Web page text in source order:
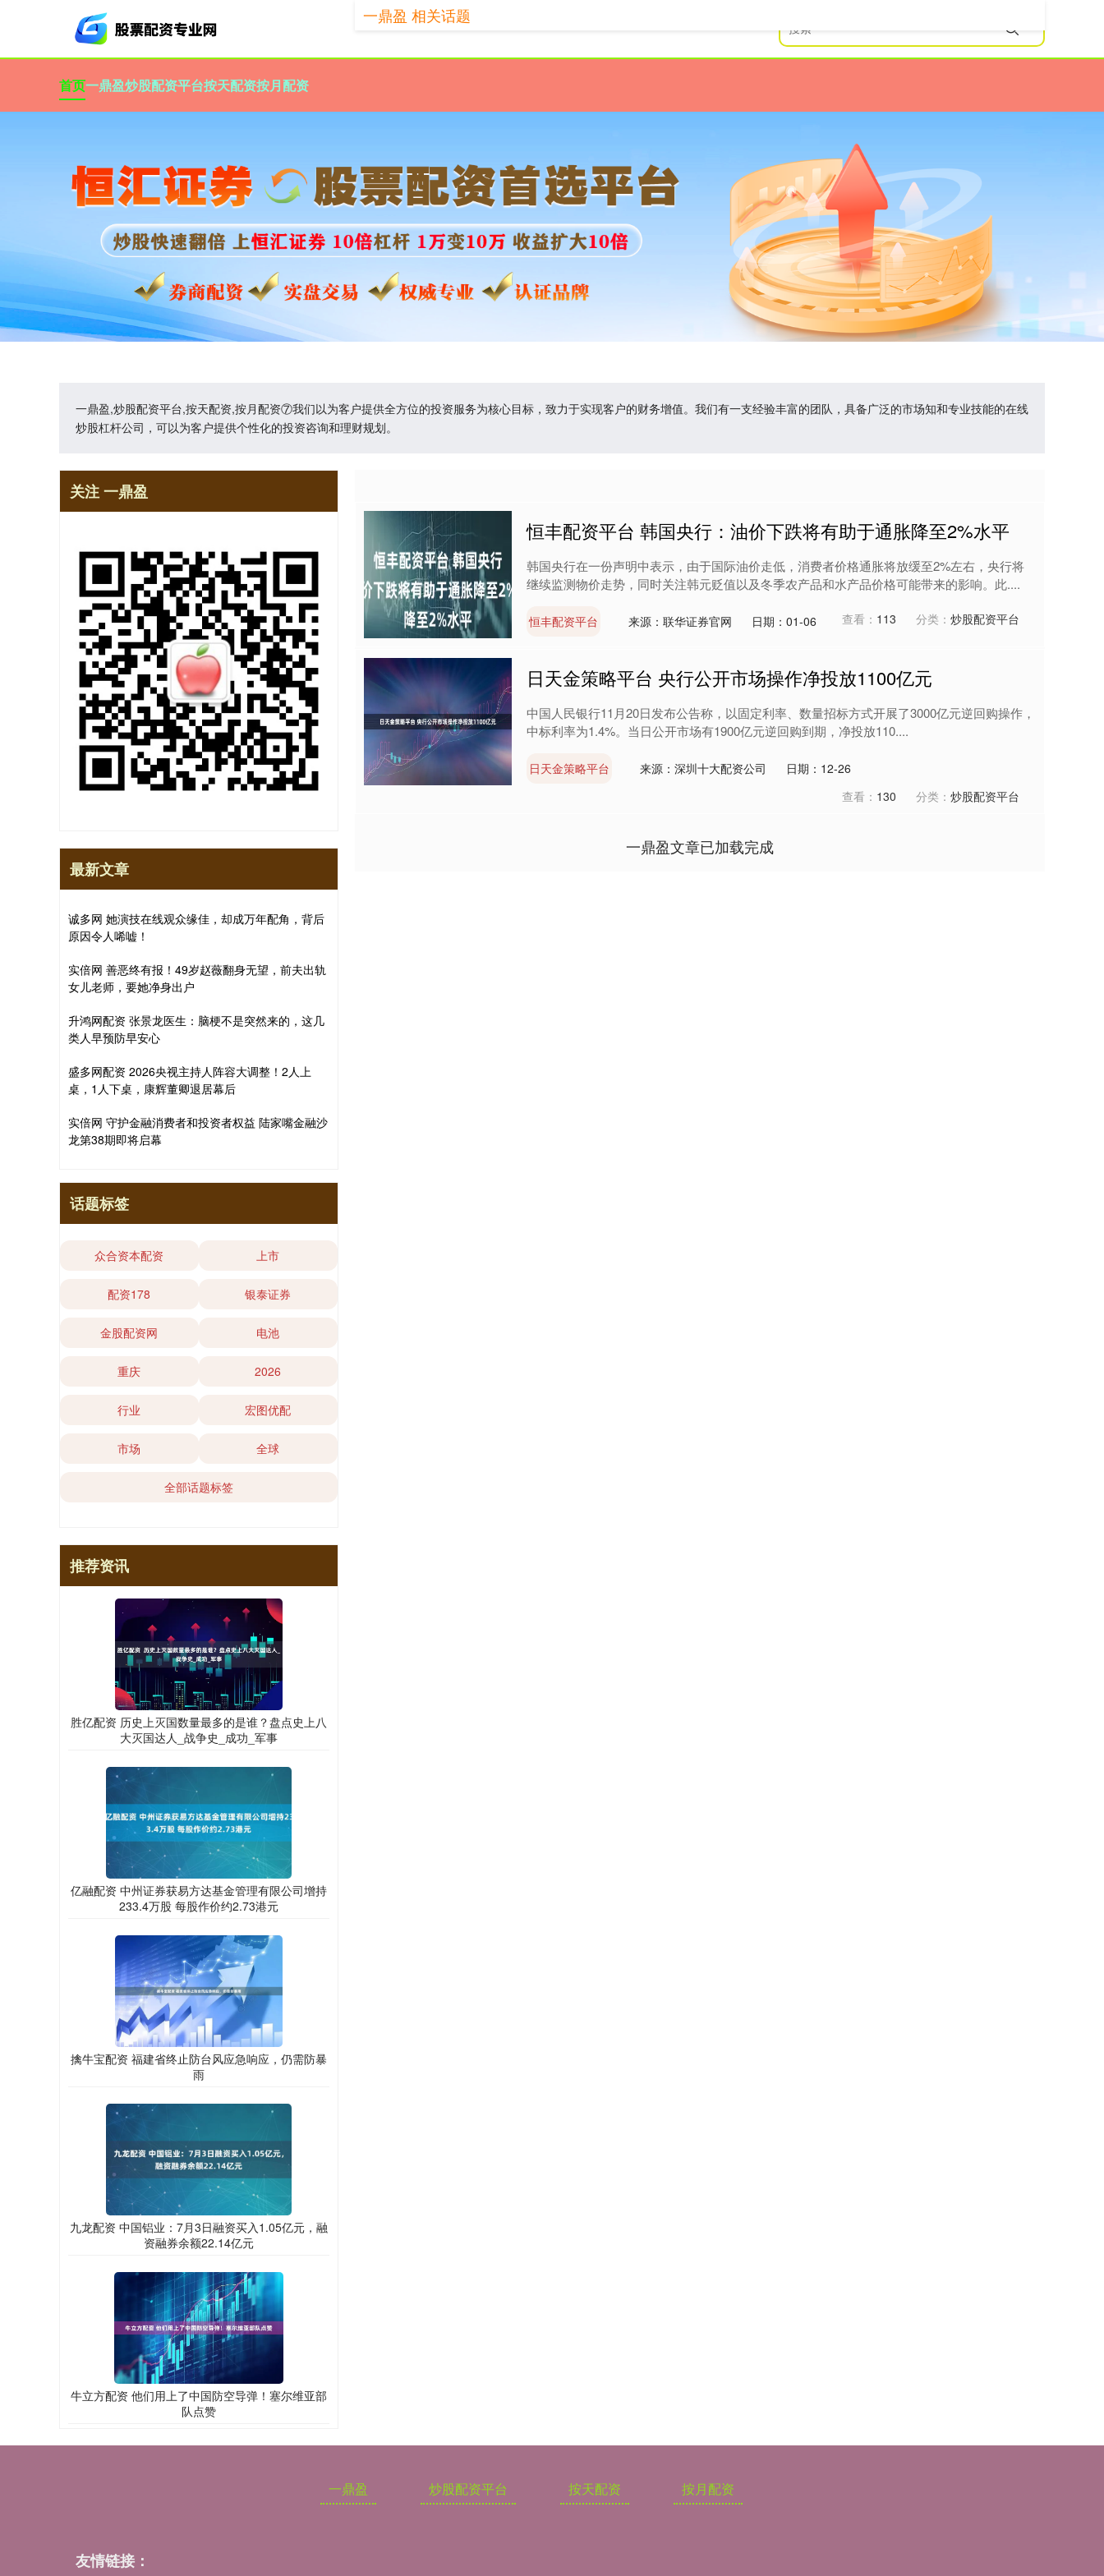
首页一鼎盈炒股配资平台按天配资按月配资
一鼎盈,炒股配资平台,按天配资,按月配资⑦我们以为客户提供全方位的投资服务为核心目标，致力于实现客户的财务增值。我们有一支经验丰富的团队，具备广泛的市场知和专业技能的在线
炒股杠杆公司，可以为客户提供个性化的投资咨询和理财规划。
一鼎盈 相关话题
恒丰配资平台 韩国央行：油价下跌将有助于通胀降至2%水平
韩国央行在一份声明中表示，由于国际油价走低，消费者价格通胀将放缓至2%左右，央行将
继续监测物价走势，同时关注韩元贬值以及冬季农产品和水产品价格可能带来的影响。此....
恒丰配资平台 来源：联华证券官网 日期：01-06 查看： 113 分类： 炒股配资平台
日天金策略平台 央行公开市场操作净投放1100亿元
中国人民银行11月20日发布公告称，以固定利率、数量招标方式开展了3000亿元逆回购操作，
中标利率为1.4%。当日公开市场有1900亿元逆回购到期，净投放110....
日天金策略平台 来源：深圳十大配资公司
日期：12-26
查看： 130 分类： 炒股配资平台
一鼎盈文章已加载完成
关注 一鼎盈
最新文章
诚多网 她演技在线观众缘佳，却成万年配角，背后
原因令人唏嘘！
实倍网 善恶终有报！49岁赵薇翻身无望，前夫出轨
女儿老师，要她净身出户
升鸿网配资 张景龙医生：脑梗不是突然来的，这几
类人早预防早安心
盛多网配资 2026央视主持人阵容大调整！2人上
桌，1人下桌，康辉董卿退居幕后
实倍网 守护金融消费者和投资者权益 陆家嘴金融沙
龙第38期即将启幕
话题标签
众合资本配资 上市
配资178 银泰证券
金股配资网 电池
重庆 2026
行业 宏图优配
市场 全球
全部话题标签
推荐资讯
胜亿配资 历史上灭国数量最多的是谁？盘点史上八
大灭国达人_战争史_成功_军事
亿融配资 中州证券获易方达基金管理有限公司增持
233.4万股 每股作价约2.73港元
擒牛宝配资 福建省终止防台风应急响应，仍需防暴
雨
九龙配资 中国铝业：7月3日融资买入1.05亿元，融
资融券余额22.14亿元
牛立方配资 他们用上了中国防空导弹！塞尔维亚部
队点赞
一鼎盈 炒股配资平台 按天配资 按月配资
友情链接：